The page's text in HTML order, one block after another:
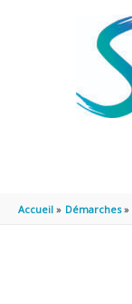
Accueil Démarches